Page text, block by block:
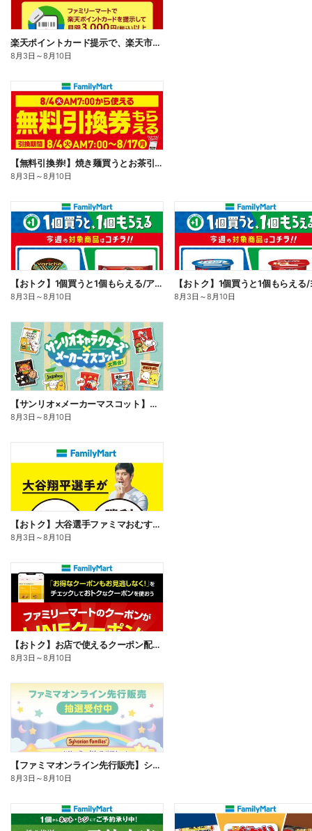
楽天ポイントカード提示で、楽天市場でのお買い物がおトクに!
8月3日 ～8月10日
【無料引換券!】焼き麺買うとお茶引換券貰える!
8月3日 ～8月10日
【おトク】1個買うと1個もらえる/アイス
8月3日 ～8月10日 8月3日 ～8月10日
【サンリオ×メーカーマスコット】オリジナルグッズ貰える!
8月3日 ～8月10日
【おトク】大谷選手ファミマおむすび割
8月3日 ～8月10日
【おトク】お店で使えるクーポン配信中
8月3日 ～8月10日
【ファミマオンライン先行販売】シルバニアファミリー
8月3日 ～8月10日